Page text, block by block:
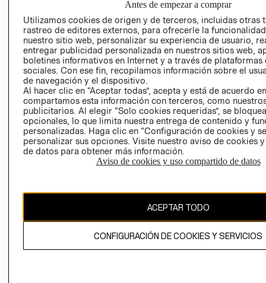
AVISO DE
COOKIES
LIBRO DE
Ecuador ($)
CAMBIAR REGIÓN
El contenido de esta página web está protegido por copyright y es
Antes de empezar a comprar
Utilizamos cookies de origen y de terceros, incluidas otras
rastreo de editores externos, para ofrecerle la
nuestro sitio web, personalizar su experiencia de usuario,
entregar publicidad personalizada en nuestros sitios web,
boletines informativos en Internet y a través de plataformas
sociales. Con ese fin, recopilamos información sobre el
de navegación y el dispositivo.
Al hacer clic en “Aceptar todas”, acepta y está de acuerdo
compartamos esta información con terceros, como
publicitarios. Al elegir “Solo cookies requeridas”, se
opcionales, lo que limita nuestra entrega de contenido y
personalizadas. Haga clic en “Configuración de cookies y
personalizar sus opciones. Visite nuestro aviso de cookies
de datos para obtener más información.
Aviso de cookies y uso compartido de datos
ACEPTAR TODO
CONFIGURACIÓN DE COOKIES Y SERVICIOS